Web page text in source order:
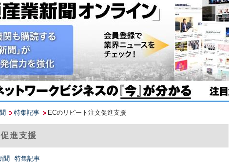
特集記事 ECのリピート注文促進支援
進支援
聞 特集記事